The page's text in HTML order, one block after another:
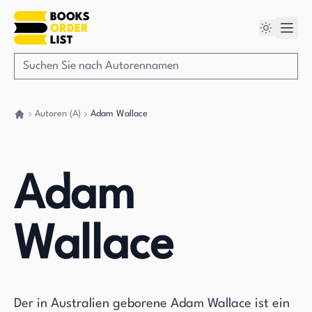
Autoren (A) Adam Wallace
Adam
Wallace
Der in Australien geborene Adam Wallace ist ein